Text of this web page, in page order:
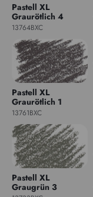
Pastell XL
Graurötlich 4
13764BXC
Pastell XL
Graurötlich 1
13761BXC
Pastell XL
Graugrün 3